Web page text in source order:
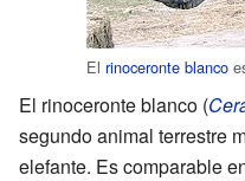
El rinoceronte blanco
El rinoceronte blanco (
segundo animal terrestre
elefante. Es comparable